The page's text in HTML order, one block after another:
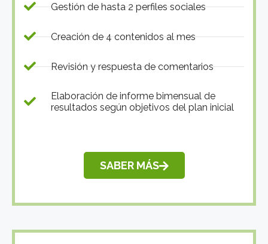
Gestión de hasta 2 perfiles sociales
Creación de 4 contenidos al mes
Revisión y respuesta de comentarios
Elaboración de informe bimensual de
resultados según objetivos del plan inicial
SABER MÁS